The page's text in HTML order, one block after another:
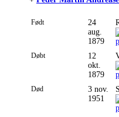
Født
24
aug.
1879
Døbt
12
okt.
1879
Død
3 nov.
1951